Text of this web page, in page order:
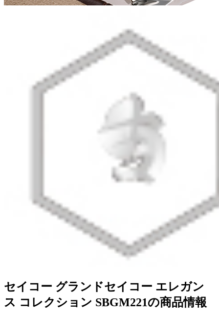
セイコー グランドセイコー エレガン
ス コレクション SBGM221の商品情報